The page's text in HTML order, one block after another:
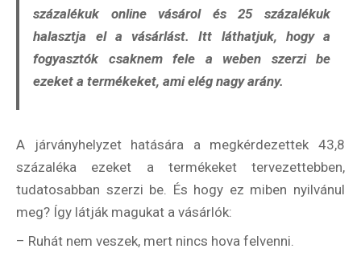
százalékuk online vásárol és 25 százalékuk
halasztja el a vásárlást. Itt láthatjuk, hogy a
fogyasztók csaknem fele a weben szerzi be
ezeket a termékeket, ami elég nagy arány.
A járványhelyzet hatására a megkérdezettek 43,8
százaléka ezeket a termékeket tervezettebben,
tudatosabban szerzi be. És hogy ez miben nyilvánul
meg? Így látják magukat a vásárlók:
– Ruhát nem veszek, mert nincs hova felvenni.